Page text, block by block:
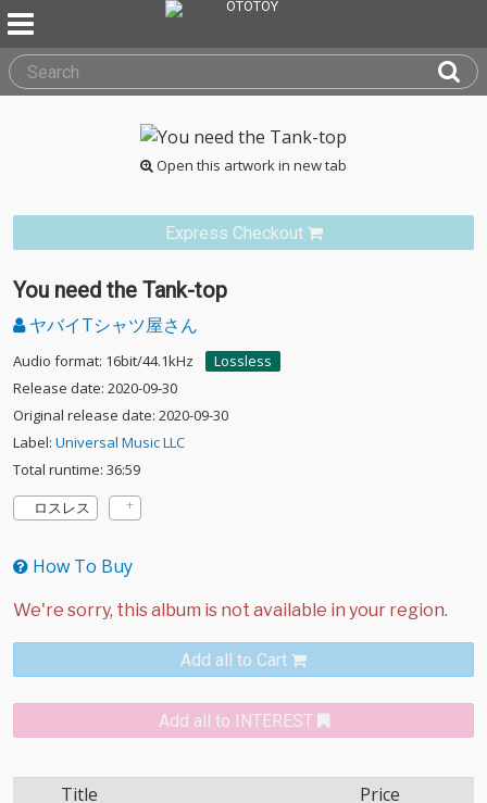
Open this artwork in new tab
Express Checkout
You need the Tank-top
ヤバイTシャツ屋さん
Audio format: 16bit/44.1kHz
Lossless
Release date: 2020-09-30
Original release date: 2020-09-30
Label: Universal Music LLC
Total runtime: 36:59
ロスレス
How To Buy
Add all to Cart
Add all to INTEREST
Title Price